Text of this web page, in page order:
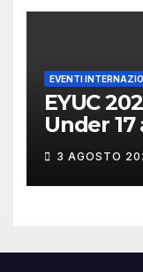
EVENTI
EYUC
Under 17
3 AGOSTO